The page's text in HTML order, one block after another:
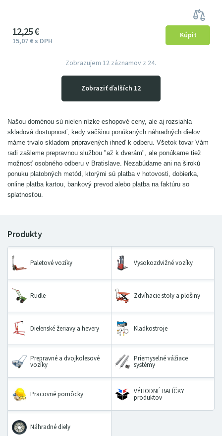
12 25€
15 07€ s DPH
Zobrazujem 12 záznamov z 24.
Zobraziť ďalších 12
Našou doménou sú nielen nízke eshopové ceny, ale aj rozsiahla
skladová dostupnosť, kedy väčšinu ponúkaných náhradných dielov
máme trvalo skladom pripravených ihneď k odberu. Všetok tovar Vám
radi zašleme prepravnou službou "až k dverám", ale ponúkame tiež
možnosť osobného odberu v Bratislave. Nezabúdame ani na širokú
ponuku platobných metód, ktorými sú platba v hotovosti, dobierka,
online platba kartou, bankový prevod alebo platba na faktúru so
splatnosťou.
Paletové vozíky Vysokozdvižné vozíky
Rudle Zdvíhacie stoly a plošiny
Dielenské žeriavy a hevery Kladkostroje
Prepravné a dvojkolesové
vozíky
Priemyselné vážiace
systémy
Pracovné pomôcky VÝHODNÉ BALÍČKY
produktov
Náhradné diely